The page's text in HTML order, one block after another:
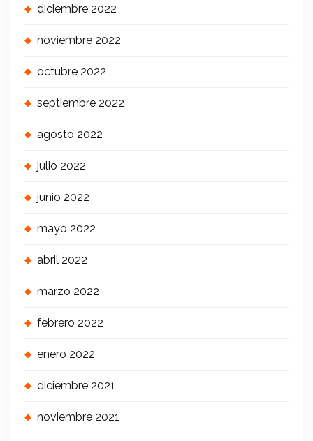
diciembre 2022
noviembre 2022
octubre 2022
septiembre 2022
agosto 2022
julio 2022
junio 2022
mayo 2022
abril 2022
marzo 2022
febrero 2022
enero 2022
diciembre 2021
noviembre 2021